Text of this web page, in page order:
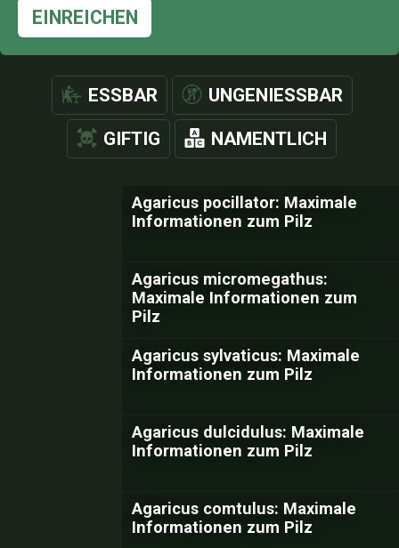
EINREICHEN
ESSBAR UNGENIESSBAR
GIFTIG NAMENTLICH
Agaricus pocillator: Maximale
Informationen zum Pilz
Agaricus micromegathus:
Maximale Informationen zum
Pilz
Agaricus sylvaticus: Maximale
Informationen zum Pilz
Agaricus dulcidulus: Maximale
Informationen zum Pilz
Agaricus comtulus: Maximale
Informationen zum Pilz